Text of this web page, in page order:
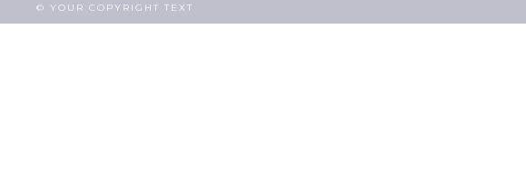
© YOUR COPYRIGHT TEXT